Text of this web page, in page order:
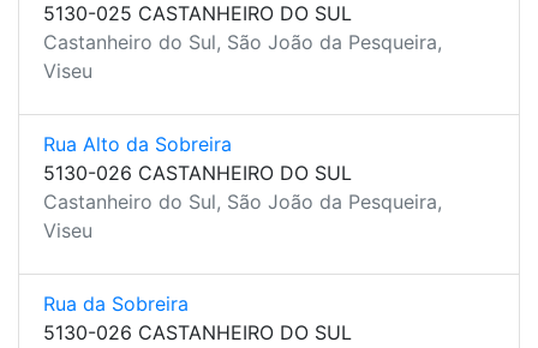
5130-025 CASTANHEIRO DO SUL
Castanheiro do Sul, São João da Pesqueira,
Viseu
Rua Alto da Sobreira
5130-026 CASTANHEIRO DO SUL
Castanheiro do Sul, São João da Pesqueira,
Viseu
Rua da Sobreira
5130-026 CASTANHEIRO DO SUL